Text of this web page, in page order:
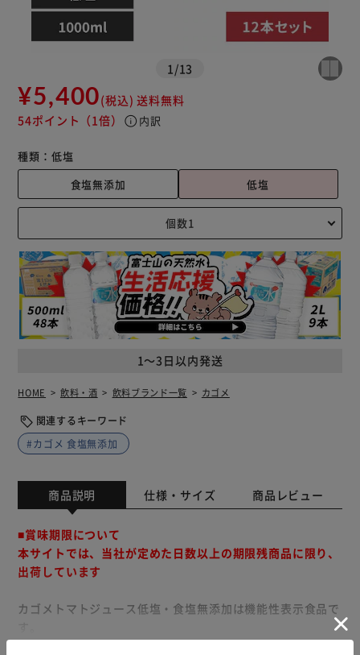
1 /13
¥5,400(税込) 送料無料
54ポイント （1倍） info 内訳
種類： 低塩
食塩無添加
低塩
1～3日以内発送
HOME 飲料・酒 飲料ブランド一覧 カゴメ
関連するキーワード
#カゴメ 食塩無添加
商品説明 仕様・サイズ 商品レビュー
■賞味期限について
本サイトでは、当社が定めた日数以上の期限残商品に限り、
出荷しています
カゴメトマトジュース低塩・食塩無添加は機能性表示食品で